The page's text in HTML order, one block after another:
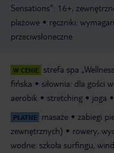
Sensations": 16+,
plażowe
ręczniki:
przeciwsłoneczne
W CENIE strefa spa
fińska
siłownia: dla gości
aerobik
stretching joga
PŁATNE masaże zabiegi
zewnętrznych)
rowery,
wodne: szkoła surfingu,